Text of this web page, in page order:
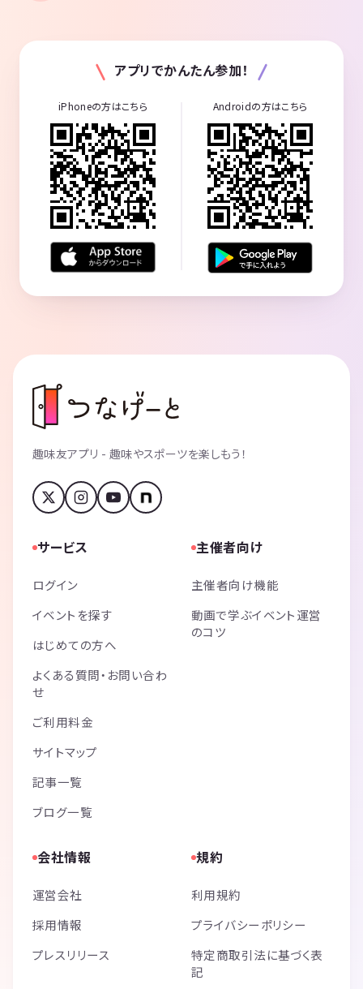
アプリでかんたん参加！
iPhoneの方はこちら Androidの方はこちら
趣味友アプリ - 趣味やスポーツを楽しもう！
サービス
ログイン
イベントを探す
はじめての方へ
よくある質問・お問い合わ
せ
ご利用料金
サイトマップ
記事一覧
ブログ一覧
主催者向け
主催者向け機能
動画で学ぶイベント運営
のコツ
会社情報
運営会社
採用情報
プレスリリース
規約
利用規約
プライバシーポリシー
特定商取引法に基づく表
記